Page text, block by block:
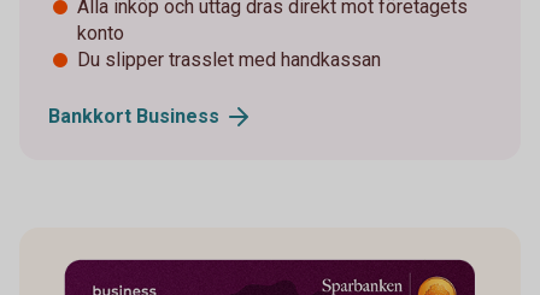
Alla inköp och uttag dras direkt mot företagets
konto
Du slipper trasslet med handkassan
Bankkort Business